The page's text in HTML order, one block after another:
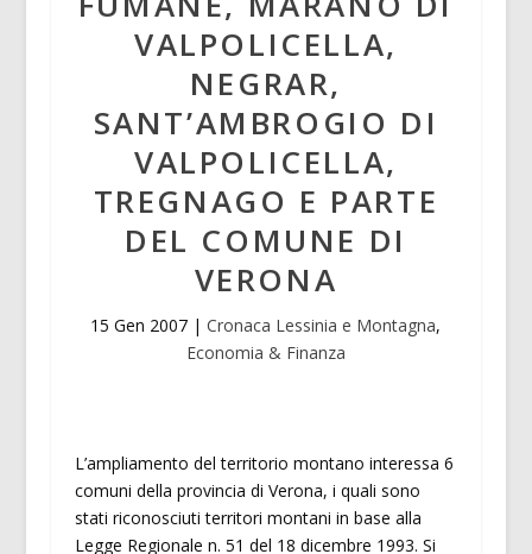
VALPOLICELLA,
NEGRAR,
SANT’AMBROGIO DI
VALPOLICELLA,
TREGNAGO E PARTE
DEL COMUNE DI
VERONA
15 Gen 2007 |Cronaca Lessinia e Montagna,
Economia & Finanza
L’ampliamento del territorio montano interessa 6
comuni della provincia di Verona, i quali sono
stati riconosciuti territori montani in base alla
Legge Regionale n. 51 del 18 dicembre 1993. Si